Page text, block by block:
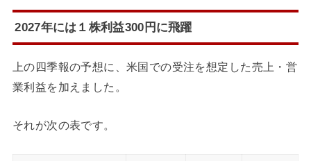
2027年には１株利益300円に飛躍
上の四季報の予想に、米国での受注を想定した売上・営
業利益を加えました。
それが次の表です。